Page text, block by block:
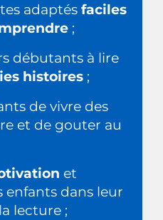
adaptésfaciles
;
débutants à lire
histoires ;
de vivre des
et de gouter au
et
enfants dans leur
lecture ;